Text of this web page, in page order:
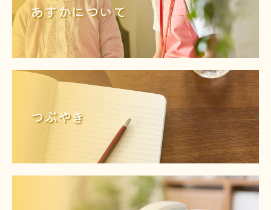
あすかについて
つぶやき